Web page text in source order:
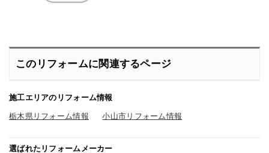
このリフォームに関連するページ
施工エリアのリフォーム情報
栃木県リフォーム情報 小山市リフォーム情報
選ばれたリフォームメーカー